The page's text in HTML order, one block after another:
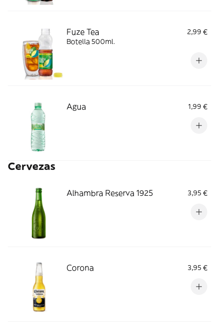
Fuze Tea
2,99 €
Botella 500ml.
Agua 1,99 €
Cervezas
Alhambra Reserva 1925 3,95 €
Corona 3,95 €